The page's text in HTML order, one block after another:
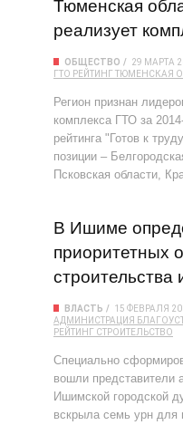
Тюменская
реализует
ОБЩЕСТВО
29 МАРТА
ГТО РЕЙТИНГ ТЮМЕНСКАЯ
Регион признан
комплекса ГТО за
рейтинга "Готов к
позиции –
Псковская области,
В Ишиме
приоритетных
строительства
ВЛАСТЬ
15 ФЕВРАЛЯ
АДМИНИСТРАЦИЯ
РЕЙТИНГ СТРОИТЕЛЬСТВО
Специально
вошли представители
Ишимской городской
вскрыла семь урн для